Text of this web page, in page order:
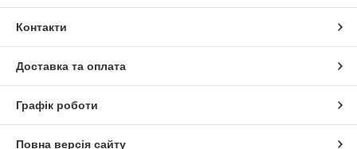
Контакти
Доставка та оплата
Графік роботи
Повна версія сайту